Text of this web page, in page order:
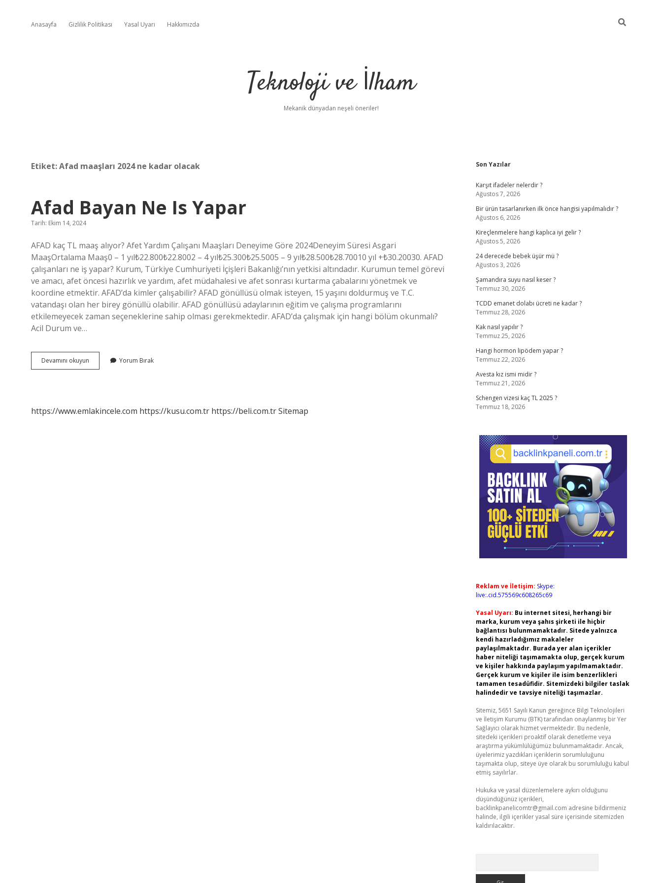
Anasayfa Gizlilik Politikası Yasal Uyarı Hakkımızda
Teknoloji ve İlham
Mekanik dünyadan neşeli öneriler!
Etiket:Afad maaşları 2024 ne kadar olacak
Afad Bayan Ne Is Yapar
Tarih: Ekim 14, 2024
AFAD kaç TL maaş alıyor? Afet Yardım Çalışanı Maaşları Deneyime Göre 2024Deneyim Süresi Asgari
MaaşOrtalama Maaş0 – 1 yıl₺22.800₺22.8002 – 4 yıl₺25.300₺25.5005 – 9 yıl₺28.500₺28.70010 yıl +₺30.20030. AFAD
çalışanları ne iş yapar? Kurum, Türkiye Cumhuriyeti İçişleri Bakanlığı’nın yetkisi altındadır. Kurumun temel görevi
ve amacı, afet öncesi hazırlık ve yardım, afet müdahalesi ve afet sonrası kurtarma çabalarını yönetmek ve
koordine etmektir. AFAD’da kimler çalışabilir? AFAD gönüllüsü olmak isteyen, 15 yaşını doldurmuş ve T.C.
vatandaşı olan her birey gönüllü olabilir. AFAD gönüllüsü adaylarının eğitim ve çalışma programlarını
etkilemeyecek zaman seçeneklerine sahip olması gerekmektedir. AFAD’da çalışmak için hangi bölüm okunmalı?
Acil Durum ve…
Devamını okuyun
Bayan
Yorum Bırak
https://www.emlakincele.com https://kusu.com.tr https://beli.com.trSitemap
Sidebar
Son Yazılar
Karşıt ifadeler nelerdir ?
Ağustos 7, 2026
Bir ürün tasarlanırken ilk önce hangisi yapılmalıdır ?
Ağustos 6, 2026
Kireçlenmelere hangi kaplıca iyi gelir ?
Ağustos 5, 2026
24 derecede bebek üşür mü ?
Ağustos 3, 2026
Şamandıra suyu nasıl keser ?
Temmuz 30, 2026
TCDD emanet dolabı ücreti ne kadar ?
Temmuz 28, 2026
Kak nasıl yapılır ?
Temmuz 25, 2026
Hangi hormon lipödem yapar ?
Temmuz 22, 2026
Avesta kız ismi midir ?
Temmuz 21, 2026
Schengen vizesi kaç TL 2025 ?
Temmuz 18, 2026
Reklam ve İletişim: Skype:
live:.cid.575569c608265c69
Yasal Uyarı: Bu internet sitesi, herhangi bir
marka, kurum veya şahıs şirketi ile hiçbir
bağlantısı bulunmamaktadır. Sitede yalnızca
kendi hazırladığımız makaleler
paylaşılmaktadır. Burada yer alan içerikler
haber niteliği taşımamakta olup, gerçek kurum
ve kişiler hakkında paylaşım yapılmamaktadır.
Gerçek kurum ve kişiler ile isim benzerlikleri
tamamen tesadüfidir. Sitemizdeki bilgiler taslak
halindedir ve tavsiye niteliği taşımazlar.
Sitemiz, 5651 Sayılı Kanun gereğince Bilgi Teknolojileri
ve İletişim Kurumu (BTK) tarafından onaylanmış bir Yer
Sağlayıcı olarak hizmet vermektedir. Bu nedenle,
sitedeki içerikleri proaktif olarak denetleme veya
araştırma yükümlülüğümüz bulunmamaktadır. Ancak,
üyelerimiz yazdıkları içeriklerin sorumluluğunu
taşımakta olup, siteye üye olarak bu sorumluluğu kabul
etmiş sayılırlar.
Hukuka ve yasal düzenlemelere aykırı olduğunu
düşündüğünüz içerikleri,
backlinkpanelicomtr@gmail.com adresine bildirmeniz
halinde, ilgili içerikler yasal süre içerisinde sitemizden
kaldırılacaktır.